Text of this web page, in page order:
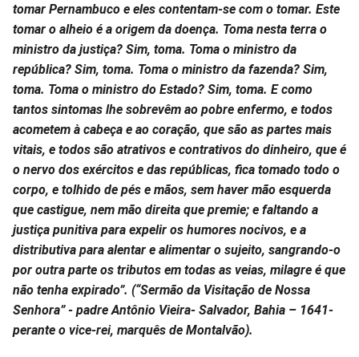
FacebookWhatsappTwitterMessengerTelegramGettr
tomar Pernambuco e eles contentam-se com o tomar. Este
tomar o alheio é a origem da doença. Toma nesta terra o
ministro da justiça? Sim, toma. Toma o ministro da
república? Sim, toma. Toma o ministro da fazenda? Sim,
toma. Toma o ministro do Estado? Sim, toma. E como
tantos sintomas lhe sobrevêm ao pobre enfermo, e todos
acometem à cabeça e ao coração, que são as partes mais
vitais, e todos são atrativos e contrativos do dinheiro, que é
o nervo dos exércitos e das repúblicas, fica tomado todo o
corpo, e tolhido de pés e mãos, sem haver mão esquerda
que castigue, nem mão direita que premie; e faltando a
justiça punitiva para expelir os humores nocivos, e a
distributiva para alentar e alimentar o sujeito, sangrando-o
por outra parte os tributos em todas as veias, milagre é que
não tenha expirado”. (“Sermão da Visitação de Nossa
Senhora” - padre Antônio Vieira- Salvador, Bahia – 1641-
perante o vice-rei, marquês de Montalvão).